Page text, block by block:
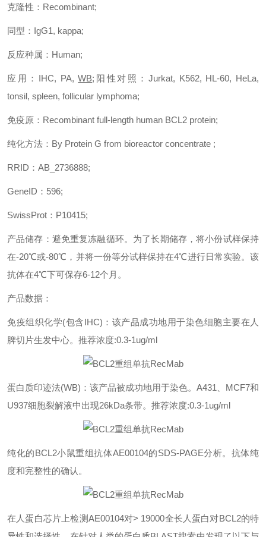
克隆性： Recombinant;
同型： IgG1, kappa;
反应种属： Human;
应用： IHC, PA,WB; 阳性对照：Jurkat, K562, HL-60, HeLa,
tonsil, spleen, follicular lymphoma;
免疫原： Recombinant full-length human BCL2 protein;
纯化方法： By Protein G from bioreactor concentrate ;
RRID ： AB_2736888;
GeneID ： 596;
SwissProt ： P10415;
产品储存：避免重复冻融循环。为了长期储存，将小份试样保持
在-20℃或-80℃ ，并将一份等分试样保持在4℃进行日常实验。该
抗体在4℃下可保存6-12个月。
产品数据：
免疫组织化学(包含IHC) ：该产品成功地用于染色细胞主要在人
脾切片生发中心。推荐浓度:0.3-1ug/ml
蛋白质印迹法(WB) ：该产品被成功地用于染色。 A431 MCF7和
U937细胞裂解液中出现26kDa条带。推荐浓度:0.3-1ug/ml
纯化的BCL2小鼠重组抗体AE00104的SDS-PAGE分析。抗体纯
度和完整性的确认。
在人蛋白芯片上检测AE00104对> 19000全长人蛋白对BCL2的特